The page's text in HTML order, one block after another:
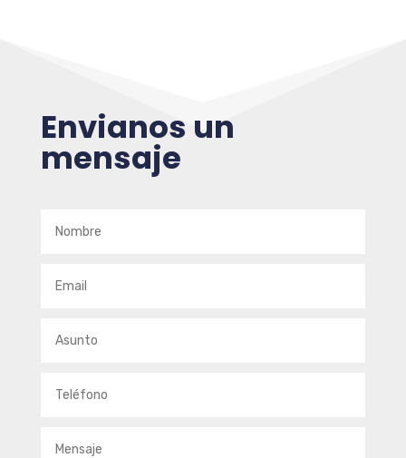
Envianos un
mensaje